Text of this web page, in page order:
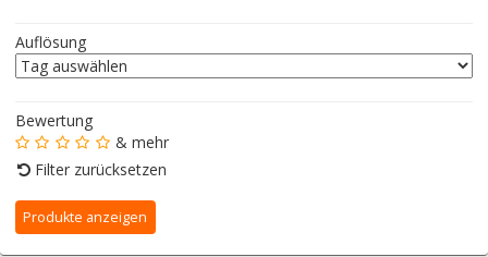
Auflösung
Bewertung
& mehr
Filter zurücksetzen